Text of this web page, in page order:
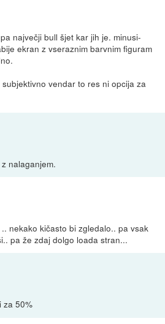
največji bull šjet kar jih je. minusi-
ekran z vseraznim barvnim figuram
vendar to res ni opcija za
nalaganjem.
nekako kičasto bi zgledalo.. pa vsak
pa že zdaj dolgo loada stran...
za 50%